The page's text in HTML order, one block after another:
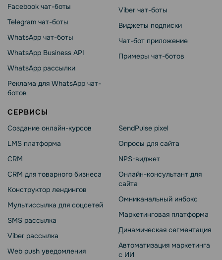
Facebook чат-боты
Telegram чат-боты
WhatsApp чат-боты
WhatsApp Business API
WhatsApp рассылки
Реклама для WhatsApp чат-
ботов
Viber чат-боты
Виджеты подписки
Чат-бот приложение
Примеры чат-ботов
СЕРВИСЫ
Создание онлайн-курсов
LMS платформа
CRM
CRM для товарного бизнеса
Конструктор лендингов
Мультиссылка для соцсетей
SMS рассылка
Viber рассылка
Web push уведомления
SendPulse pixel
Опросы для сайта
NPS-виджет
Онлайн-консультант для
сайта
Омниканальный инбокс
Маркетинговая платформа
Динамическая сегментация
Автоматизация маркетинга
с ИИ